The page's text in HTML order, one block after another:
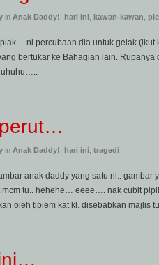
in Anak Daddy! hari ini kawan-kawan
ni percubaan dia untuk gelak (ikut
bertukar ke Bahagian lain.
in Anak Daddy! hari ini tragedi
anak daddy yang satu ni.. gambar
tu.. hehehe… eeee…. nak cubit
oleh tipiem kat kl. disebabkan majlis